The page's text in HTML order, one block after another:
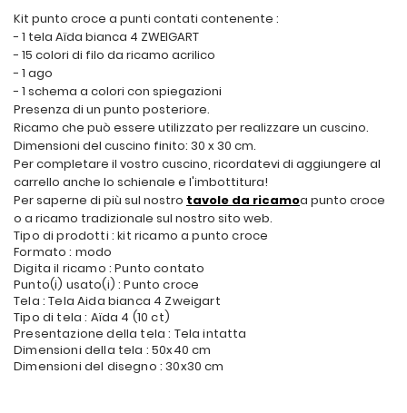
Kit punto croce a punti contati contenente :
- 1 tela Aïda bianca 4 ZWEIGART
- 15 colori di filo da ricamo acrilico
- 1 ago
- 1 schema a colori con spiegazioni
Presenza di un punto posteriore.
Ricamo che può essere utilizzato per realizzare un cuscino.
Dimensioni del cuscino finito: 30 x 30 cm.
Per completare il vostro cuscino, ricordatevi di aggiungere al
carrello anche lo schienale e l'imbottitura!
Per saperne di più sul nostro tavole da ricamoa punto croce
o a ricamo tradizionale sul nostro sito web.
Tipo di prodotti : kit ricamo a punto croce
Formato : modo
Digita il ricamo : Punto contato
Punto(i) usato(i) : Punto croce
Tela : Tela Aida bianca 4 Zweigart
Tipo di tela : Aïda 4 (10 ct)
Presentazione della tela : Tela intatta
Dimensioni della tela : 50x40 cm
Dimensioni del disegno : 30x30 cm